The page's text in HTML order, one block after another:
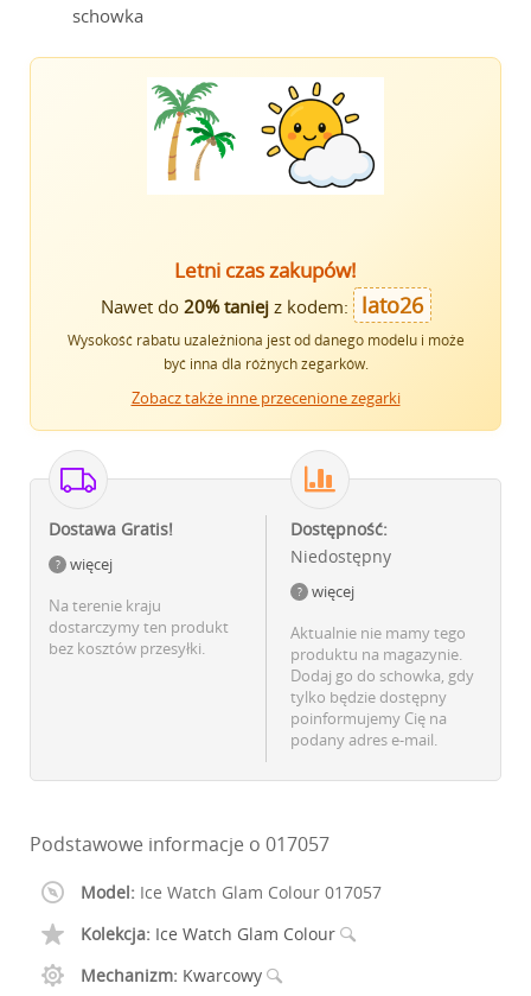
schowka
Letni czas zakupów!
Nawet do 20% taniejz kodem: lato26
Wysokość rabatu uzależniona jest od danego modelu i może
być inna dla różnych zegarków.
Zobacz także inne przecenione zegarki
Dostawa Gratis!
więcej
Na terenie kraju
dostarczymy ten produkt
bez kosztów przesyłki.
Dostępność:
Niedostępny
więcej
Aktualnie nie mamy tego
produktu na magazynie.
Dodaj go do schowka, gdy
tylko będzie dostępny
poinformujemy Cię na
podany adres e-mail.
Podstawowe informacje o 017057
Model: Ice Watch Glam Colour 017057
Kolekcja: Ice Watch Glam Colour
Mechanizm: Kwarcowy